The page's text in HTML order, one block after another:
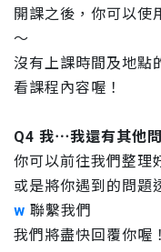
開課之後，你可以使
～
沒有上課時間及地點
看課程內容喔！
Q4 我⋯我還有其他問
你可以前往我們整理
或是將你遇到的問題
w 聯繫我們
我們將盡快回覆你喔！